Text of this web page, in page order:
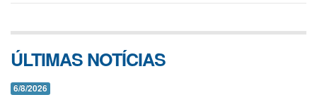
ÚLTIMAS NOTÍCIAS
6/8/2026